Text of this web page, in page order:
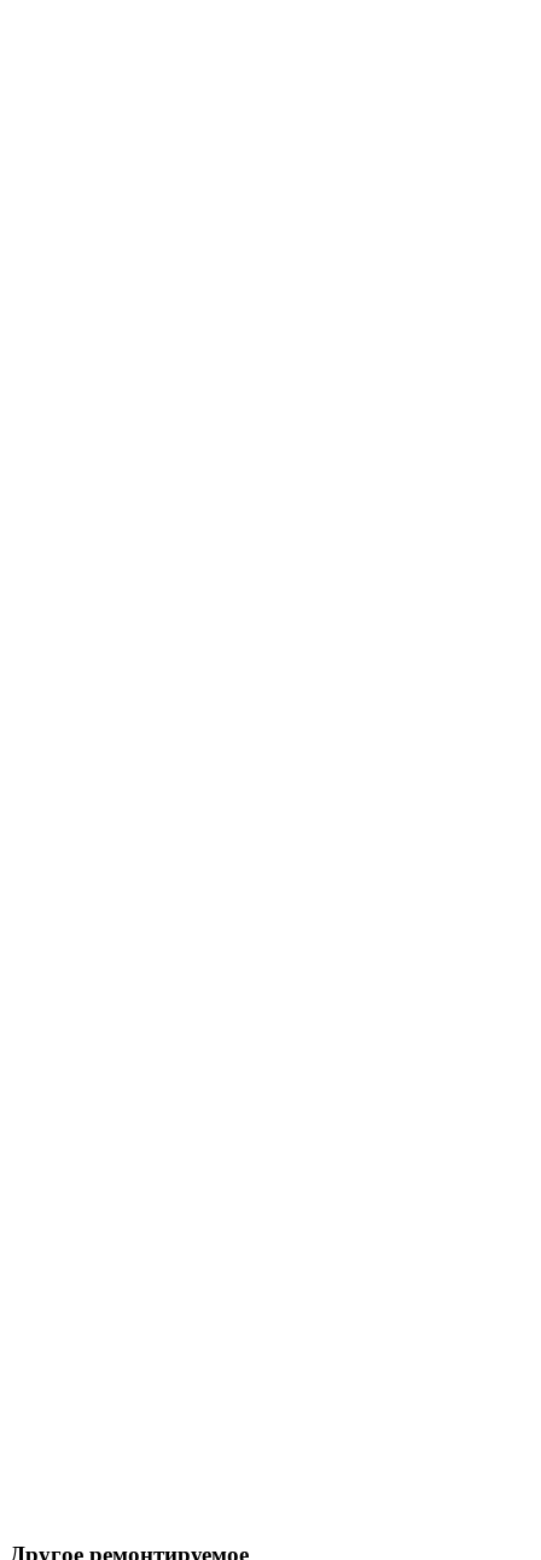
Другое ремонтируемое